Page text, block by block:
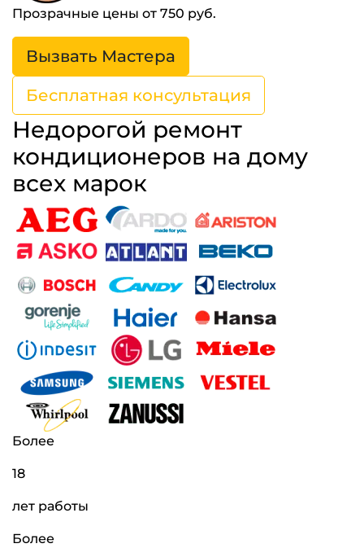
Прозрачные цены от 750 руб.
Вызвать Мастера
Бесплатная консультация
Недорогой ремонт
кондиционеров на дому
всех марок
Более
18
лет работы
Более